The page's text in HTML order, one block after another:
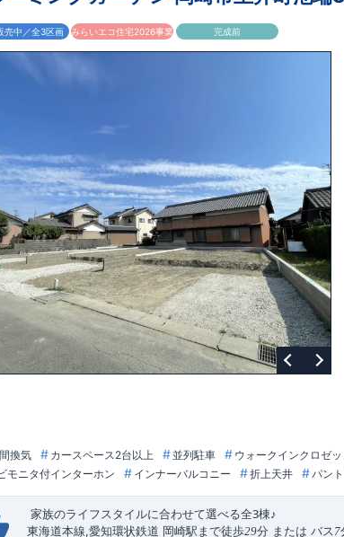
売中／全3区画 みらいエコ住宅2026事業 完成前
換気 カースペース2台以上 並列駐車 ウォークインクロゼッ
モニタ付インターホン
インナーバルコニー 折上天井 パン
家族のライフスタイルに合わせて選べる全3棟♪
東海道本線,愛知環状鉄道 岡崎駅まで徒歩29分 または バス7